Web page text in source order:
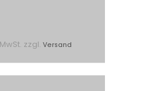
zzgl. Versand